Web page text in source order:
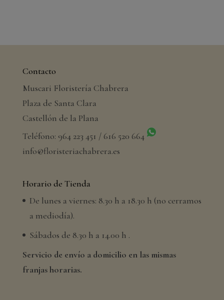
Contacto
Muscari Floristería Chabrera
Plaza de Santa Clara
Castellón de la Plana
Teléfono: 964 223 451 / 616 520 664
info@floristeriachabrera.es
Horario de Tienda
De lunes a viernes: 8.30 h a 18.30 h (no cerramos
a mediodía).
Sábados de 8.30 h a 14.00 h .
Servicio de envío a domicilio en las mismas
franjas horarias.